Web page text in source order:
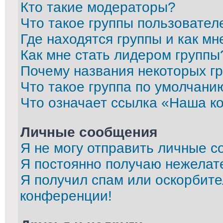
Кто такие модераторы?
Что такое группы
Где находятся группы и как
Как мне стать лидером
Почему названия некоторых
Что такое группа по
Что означает ссылка «Наша
Личные сообщения
Я не могу отправить личные
Я постоянно получаю
Я получил спам или
конференции!